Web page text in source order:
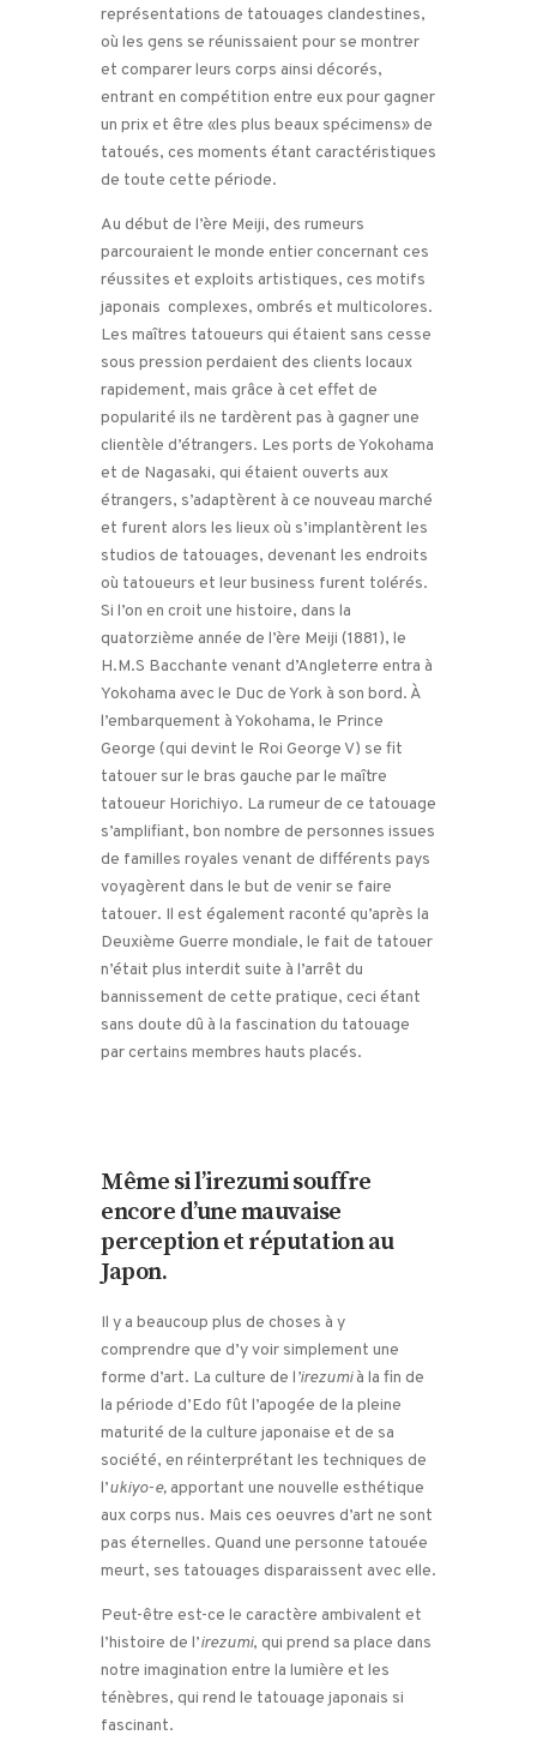
représentations de tatouages clandestines,
où les gens se réunissaient pour se montrer
et comparer leurs corps ainsi décorés,
entrant en compétition entre eux pour gagner
un prix et être «les plus beaux spécimens» de
tatoués, ces moments étant caractéristiques
de toute cette période.
Au début de l’ère Meiji, des rumeurs
parcouraient le monde entier concernant ces
réussites et exploits artistiques, ces motifs
japonais complexes, ombrés et multicolores.
Les maîtres tatoueurs qui étaient sans cesse
sous pression perdaient des clients locaux
rapidement, mais grâce à cet effet de
popularité ils ne tardèrent pas à gagner une
clientèle d’étrangers. Les ports de Yokohama
et de Nagasaki, qui étaient ouverts aux
étrangers, s’adaptèrent à ce nouveau marché
et furent alors les lieux où s’implantèrent les
studios de tatouages, devenant les endroits
où tatoueurs et leur business furent tolérés.
Si l’on en croit une histoire, dans la
quatorzième année de l’ère Meiji (1881), le
H.M.S Bacchante venant d’Angleterre entra à
Yokohama avec le Duc de York à son bord. À
l’embarquement à Yokohama, le Prince
George (qui devint le Roi George V) se fit
tatouer sur le bras gauche par le maître
tatoueur Horichiyo. La rumeur de ce tatouage
s’amplifiant, bon nombre de personnes issues
de familles royales venant de différents pays
voyagèrent dans le but de venir se faire
tatouer. Il est également raconté qu’après la
Deuxième Guerre mondiale, le fait de tatouer
n’était plus interdit suite à l’arrêt du
bannissement de cette pratique, ceci étant
sans doute dû à la fascination du tatouage
par certains membres hauts placés.
Même si l’irezumi souffre
encore d’une mauvaise
perception et réputation au
Japon.
Il y a beaucoup plus de choses à y
comprendre que d’y voir simplement une
forme d’art. La culture de l’irezumià la fin de
la période d’Edo fût l’apogée de la pleine
maturité de la culture japonaise et de sa
société, en réinterprétant les techniques de
l’ukiyo-e,apportant une nouvelle esthétique
aux corps nus. Mais ces oeuvres d’art ne sont
pas éternelles. Quand une personne tatouée
meurt, ses tatouages disparaissent avec elle.
Peut-être est-ce le caractère ambivalent et
l’histoire de l’irezumi, qui prend sa place dans
notre imagination entre la lumière et les
ténèbres, qui rend le tatouage japonais si
fascinant.